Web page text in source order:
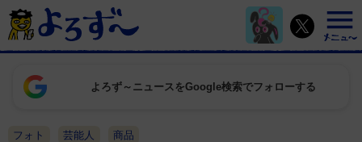
よろず～ニュースをGoogle検索でフォローする
フォト 芸能人 商品